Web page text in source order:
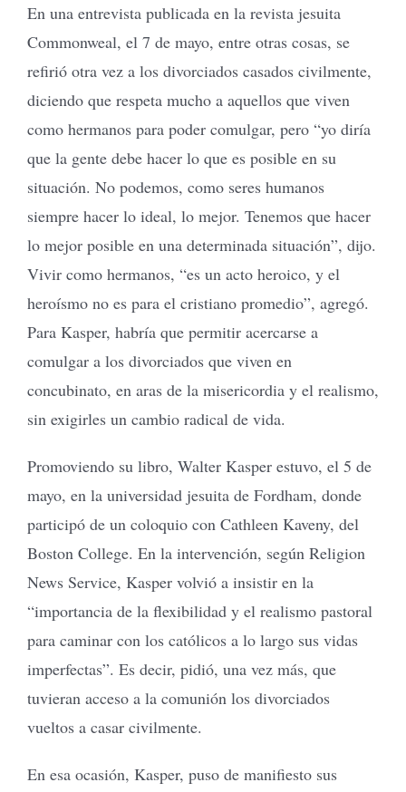
En una entrevista publicada en la revista jesuita
Commonweal, el 7 de mayo, entre otras cosas, se
refirió otra vez a los divorciados casados civilmente,
diciendo que respeta mucho a aquellos que viven
como hermanos para poder comulgar, pero “yo diría
que la gente debe hacer lo que es posible en su
situación. No podemos, como seres humanos
siempre hacer lo ideal, lo mejor. Tenemos que hacer
lo mejor posible en una determinada situación”, dijo.
Vivir como hermanos, “es un acto heroico, y el
heroísmo no es para el cristiano promedio”, agregó.
Para Kasper, habría que permitir acercarse a
comulgar a los divorciados que viven en
concubinato, en aras de la misericordia y el realismo,
sin exigirles un cambio radical de vida.
Promoviendo su libro, Walter Kasper estuvo, el 5 de
mayo, en la universidad jesuita de Fordham, donde
participó de un coloquio con Cathleen Kaveny, del
Boston College. En la intervención, según Religion
News Service, Kasper volvió a insistir en la
“importancia de la flexibilidad y el realismo pastoral
para caminar con los católicos a lo largo sus vidas
imperfectas”. Es decir, pidió, una vez más, que
tuvieran acceso a la comunión los divorciados
vueltos a casar civilmente.
En esa ocasión, Kasper, puso de manifiesto sus